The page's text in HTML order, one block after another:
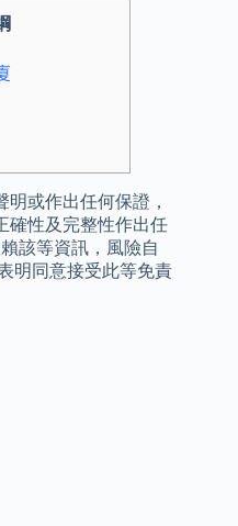
明或作出任何保證，
確性及完整性作出任
該等資訊，風險自
明同意接受此等免責